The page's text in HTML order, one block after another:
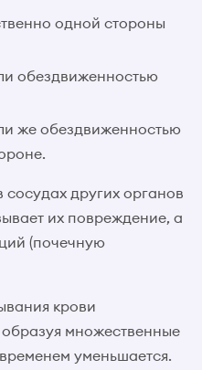
одной стороны
обездвиженностью
же обездвиженностью
других органов
их повреждение, а
(почечную
крови
множественные
уменьшается.